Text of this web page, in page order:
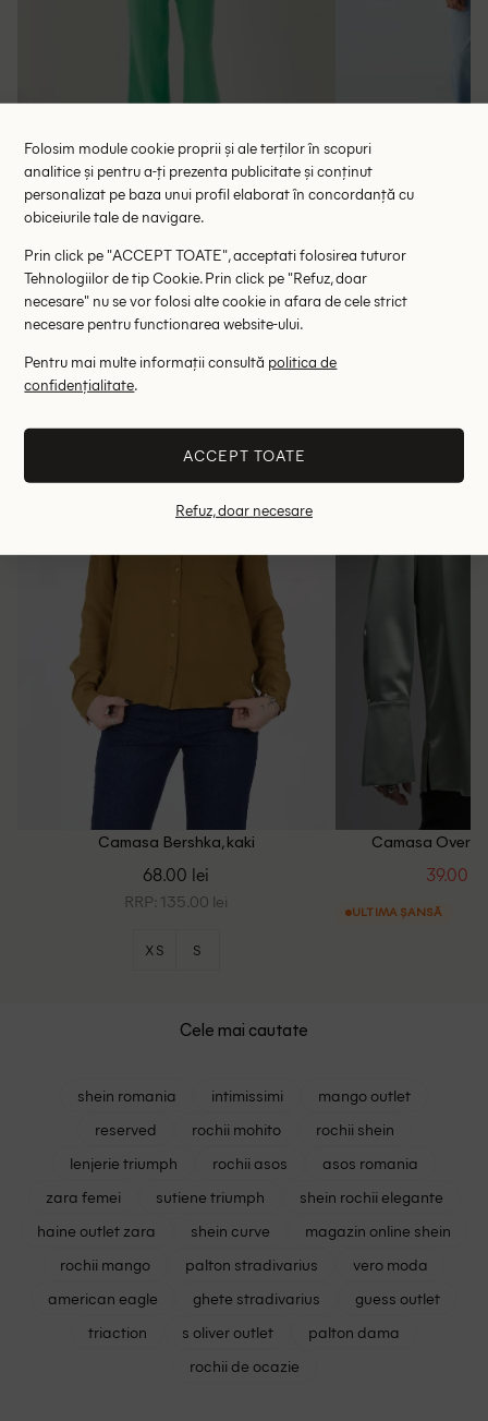
Camasa Someday, verde
97.00 lei 335.00 lei
RRP: 599.00 lei
M
Camasa Bershka, kaki
68.00 lei
RRP: 135.00 lei
XS S
Camasa
39.00
ULTIMA ȘANSĂ
Cele mai cautate
shein romania intimissimi
mango outlet
reserved
rochii mohito
rochii shein
lenjerie triumph
rochii asos
asos romania
zara femei
sutiene triumph
shein rochii elegante
haine outlet zara
shein curve
magazin online shein
rochii mango
palton stradivarius
vero moda
american eagle
ghete stradivarius
guess outlet
triaction
s oliver outlet
palton dama
rochii de ocazie
Folosim module cookie proprii și ale terților în scopuri
analitice și pentru a-ți prezenta publicitate și conținut
personalizat pe baza unui profil elaborat în concordanță cu
obiceiurile tale de navigare.
Prin click pe "ACCEPT TOATE", acceptati folosirea tuturor
Tehnologiilor de tip Cookie. Prin click pe "Refuz, doar
necesare" nu se vor folosi alte cookie in afara de cele strict
necesare pentru functionarea website-ului.
Pentru mai multe informații consultă politica de
confidențialitate.
ACCEPT TOATE
Refuz, doar necesare